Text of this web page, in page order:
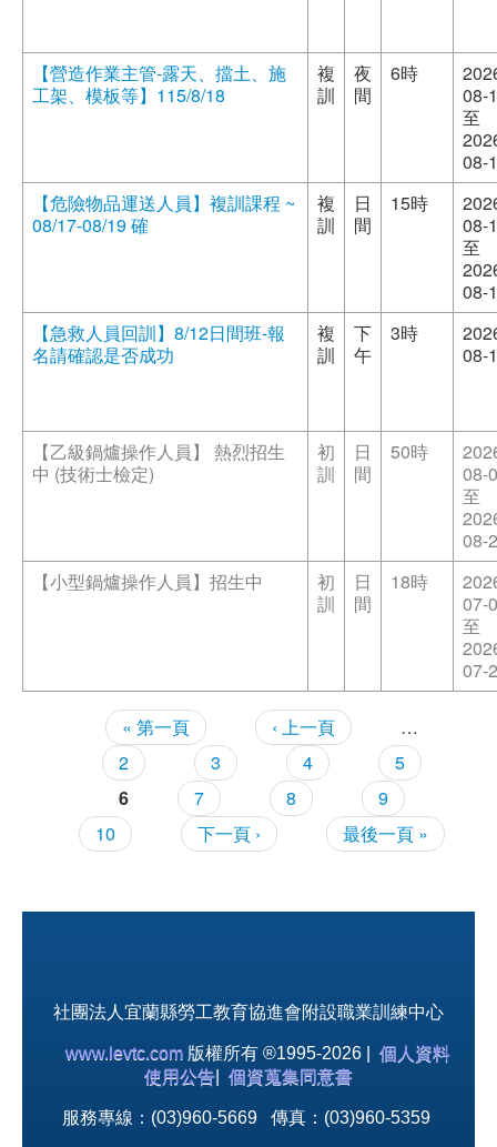
【營造作業主管-露天、擋土、施
工架、模板等】115/8/18
複
訓
夜
間
6時
08-
至
08-
【危險物品運送人員】複訓課程 ~
08/17-08/19 確
複
訓
日
間
15時
08-
至
08-
【急救人員回訓】8/12日間班-報
名請確認是否成功
複
訓
下
午
3時
08-
【乙級鍋爐操作人員】 熱烈招生
中 (技術士檢定)
初
訓
日
間
50時
08-
至
08-
【小型鍋爐操作人員】招生中
初
訓
日
間
18時
07-
至
07-
« 第一頁 ‹ 上一頁
…
2
3 4
5
6
7 8
9
10
下一頁 › 最後一頁 »
社團法人宜蘭縣勞工教育協進會附設職業訓練中心
www.levtc.com 版權所有 ®1995-2026 | 個人資料
使用公告
個資蒐集同意書
服務專線：(03)960-5669 傳真：(03)960-5359